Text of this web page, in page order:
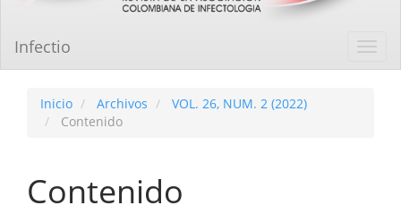
Infectio
Inicio Archivos
VOL. 26, NUM. 2 (2022)
Contenido
Contenido